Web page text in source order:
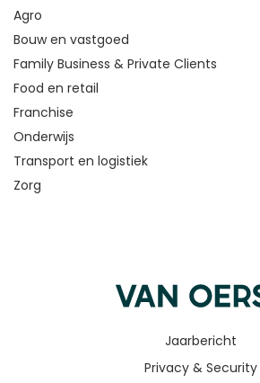
Agro
Bouw en vastgoed
Family Business & Private Clients
Food en retail
Franchise
Onderwijs
Transport en logistiek
Zorg
Privacy & Security
Jaarbericht